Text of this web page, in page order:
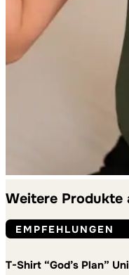
Weitere Produkte
EMPFEHLUNGEN
T-Shirt “God’s Plan”